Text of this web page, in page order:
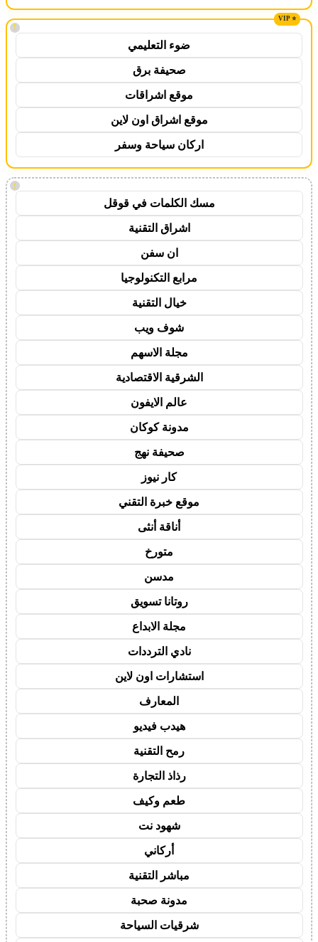
!
ضوء التعليمي
صحيفة برق
موقع اشراقات
موقع اشراق اون لاين
اركان سياحة وسفر
!
مسك الكلمات في قوقل
اشراق التقنية
ان سفن
مرابع التكنولوجيا
خيال التقنية
شوف ويب
مجلة الاسهم
الشرقية الاقتصادية
عالم الايفون
مدونة كوكان
صحيفة نهج
كار نيوز
موقع خبرة التقني
أناقة أنثى
متورخ
مدسن
روتانا تسويق
مجلة الابداع
نادي الترددات
استشارات اون لاين
المعارف
هيدب فيديو
رمح التقنية
رذاذ التجارة
طعم وكيف
شهود نت
أركاني
مباشر التقنية
مدونة صحبة
شرقيات السياحة